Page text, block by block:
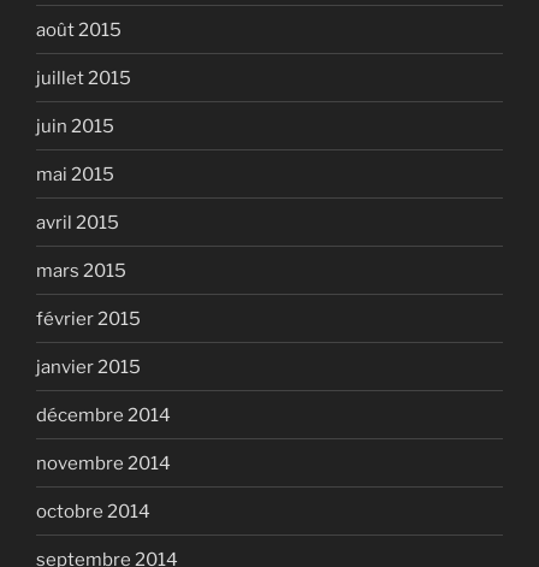
août 2015
juillet 2015
juin 2015
mai 2015
avril 2015
mars 2015
février 2015
janvier 2015
décembre 2014
novembre 2014
octobre 2014
septembre 2014